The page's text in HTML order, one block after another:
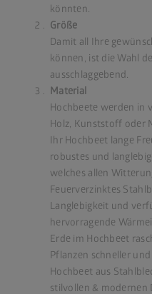
könnten.
Größe
Damit all Ihre
können, ist die Wahl
ausschlaggebend.
Material
Hochbeete werden in
Holz, Kunststoff oder
Ihr Hochbeet lange
robustes und
welches allen
Feuerverzinktes
Langlebigkeit und
hervorragende
Erde im Hochbeet
Pflanzen schneller
Hochbeet aus
stilvollen & modernen